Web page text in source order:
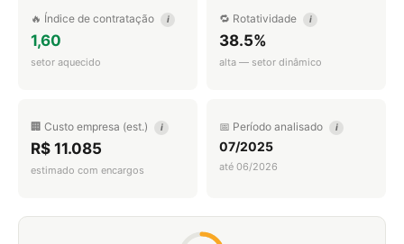
🔥 Índice de contratação i
1,60
setor aquecido
🔁 Rotatividade i
38.5%
alta — setor dinâmico
🏢 Custo empresa (est.) i
R$ 11.085
estimado com encargos
📅 Período analisado i
07/2025
até 06/2026